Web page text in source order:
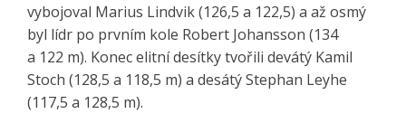
vybojoval Marius Lindvik (126,5 a 122,5) a až osmý
byl lídr po prvním kole Robert Johansson (134
a 122 m). Konec elitní desítky tvořili devátý Kamil
Stoch (128,5 a 118,5 m) a desátý Stephan Leyhe
(117,5 a 128,5 m).